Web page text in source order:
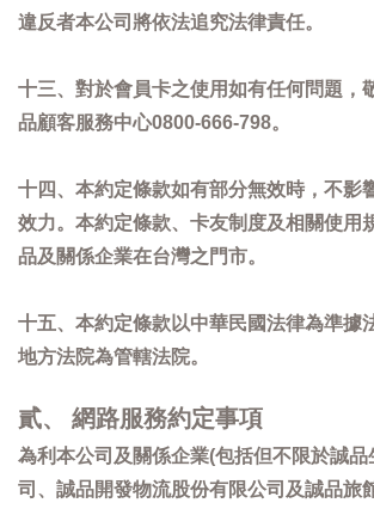
違反者本公司將依法追究法律責任。
十三、對於會員卡之使用如有任何問題，
品顧客服務中心0800-666-798。
十四、本約定條款如有部分無效時，不影
效力。本約定條款、卡友制度及相關使用
品及關係企業在台灣之門市。
十五、本約定條款以中華民國法律為準據
地方法院為管轄法院。
貳、 網路服務約定事項
為利本公司及關係企業(包括但不限於誠
司、誠品開發物流股份有限公司及誠品旅